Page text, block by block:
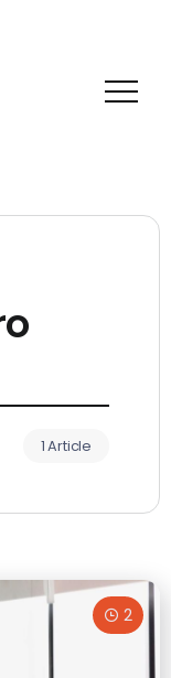
1 Article
2